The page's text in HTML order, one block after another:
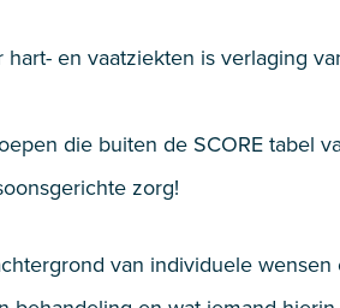
en vaatziekten is verlaging
die buiten de SCORE tabel
zorg!
van individuele